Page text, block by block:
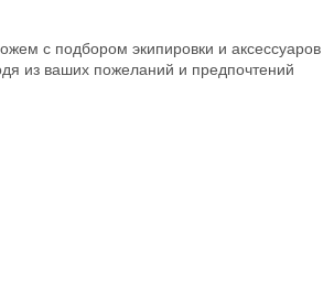
с подбором экипировки и аксессуаров
из ваших пожеланий и предпочтений